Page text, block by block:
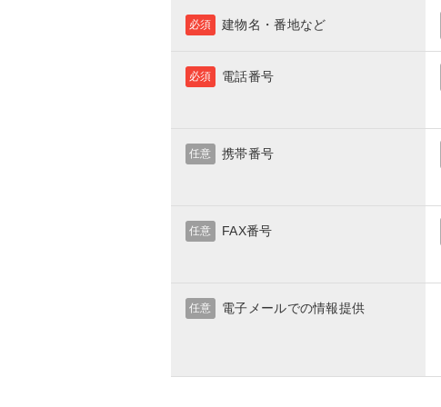
建物名・番地など
必須
電話番号
必須
携帯番号
任意
FAX番号
任意
電子メールでの情報提供
任意